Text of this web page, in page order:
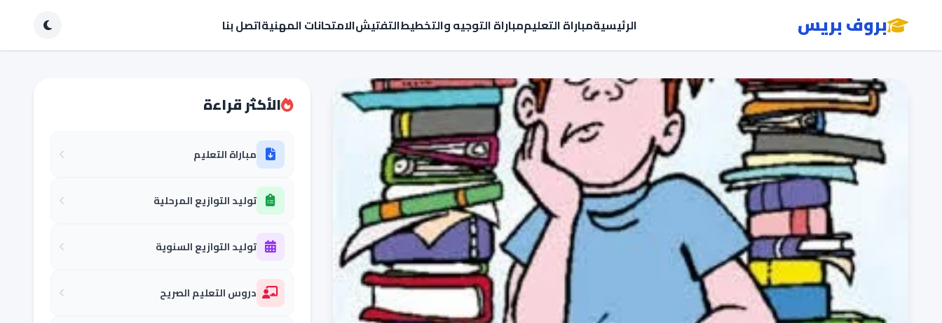
بروف بريس الرئيسيةمباراة التعليممباراة التوجيه والتخطيطالتفتيشالامتحانات المهنيةاتصل بنا
الأكثر قراءة
مباراة التعليم
توليد التوازيع المرحلية
توليد التوازيع السنوية
دروس التعليم الصريح